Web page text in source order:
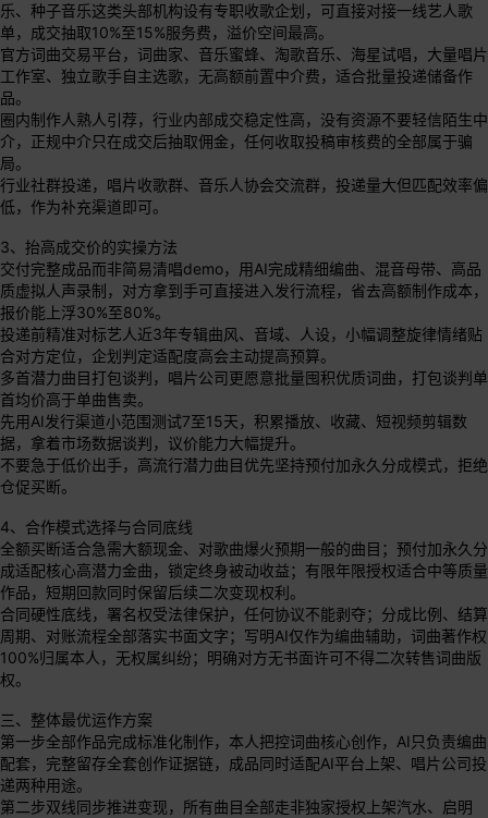
乐、种子音乐这类头部机构设有专职收歌企划，可直接对接一线艺人歌
单，成交抽取10%至15%服务费，溢价空间最高。
官方词曲交易平台，词曲家、音乐蜜蜂、淘歌音乐、海星试唱，大量唱片
工作室、独立歌手自主选歌，无高额前置中介费，适合批量投递储备作
品。
圈内制作人熟人引荐，行业内部成交稳定性高，没有资源不要轻信陌生中
介，正规中介只在成交后抽取佣金，任何收取投稿审核费的全部属于骗
局。
行业社群投递，唱片收歌群、音乐人协会交流群，投递量大但匹配效率偏
低，作为补充渠道即可。
3、抬高成交价的实操方法
交付完整成品而非简易清唱demo，用AI完成精细编曲、混音母带、高品
质虚拟人声录制，对方拿到手可直接进入发行流程，省去高额制作成本，
报价能上浮30%至80%。
投递前精准对标艺人近3年专辑曲风、音域、人设，小幅调整旋律情绪贴
合对方定位，企划判定适配度高会主动提高预算。
多首潜力曲目打包谈判，唱片公司更愿意批量囤积优质词曲，打包谈判单
首均价高于单曲售卖。
先用AI发行渠道小范围测试7至15天，积累播放、收藏、短视频剪辑数
据，拿着市场数据谈判，议价能力大幅提升。
不要急于低价出手，高流行潜力曲目优先坚持预付加永久分成模式，拒绝
仓促买断。
4、合作模式选择与合同底线
全额买断适合急需大额现金、对歌曲爆火预期一般的曲目；预付加永久分
成适配核心高潜力金曲，锁定终身被动收益；有限年限授权适合中等质量
作品，短期回款同时保留后续二次变现权利。
合同硬性底线，署名权受法律保护，任何协议不能剥夺；分成比例、结算
周期、对账流程全部落实书面文字；写明AI仅作为编曲辅助，词曲著作权
100%归属本人，无权属纠纷；明确对方无书面许可不得二次转售词曲版
权。
三、整体最优运作方案
第一步全部作品完成标准化制作，本人把控词曲核心创作，AI只负责编曲
配套，完整留存全套创作证据链，成品同时适配AI平台上架、唱片公司投
递两种用途。
第二步双线同步推进变现，所有曲目全部走非独家授权上架汽水、启明